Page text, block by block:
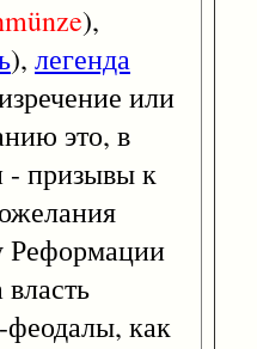
),
), легенда
или
это, в
- призывы к
Реформации
феодалы, как